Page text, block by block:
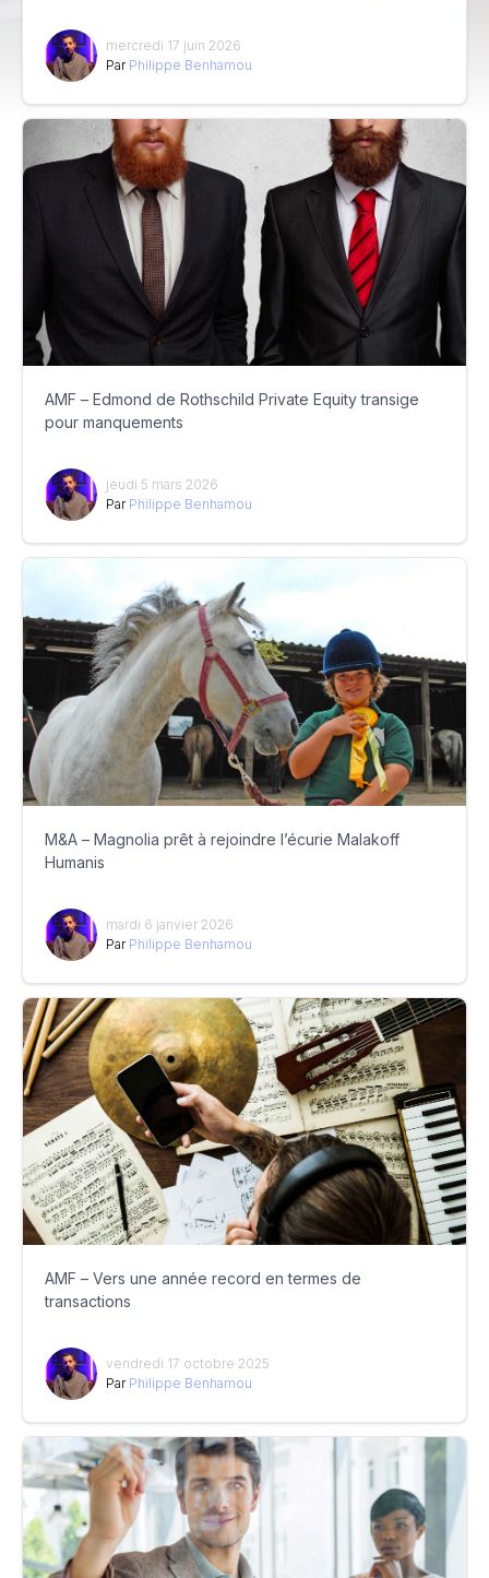
mercredi 17 juin 2026
Par Philippe Benhamou
AMF – Edmond de Rothschild Private Equity transige
pour manquements
jeudi 5 mars 2026
Par Philippe Benhamou
M&A – Magnolia prêt à rejoindre l’écurie Malakoff
Humanis
mardi 6 janvier 2026
Par Philippe Benhamou
AMF – Vers une année record en termes de
transactions
vendredi 17 octobre 2025
Par Philippe Benhamou